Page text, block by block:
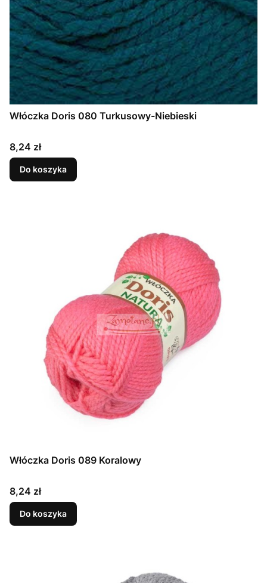
Włóczka Doris 080 Turkusowy-Niebieski
Cena
8,24 zł
Do koszyka
Włóczka Doris 089 Koralowy
Cena
8,24 zł
Do koszyka